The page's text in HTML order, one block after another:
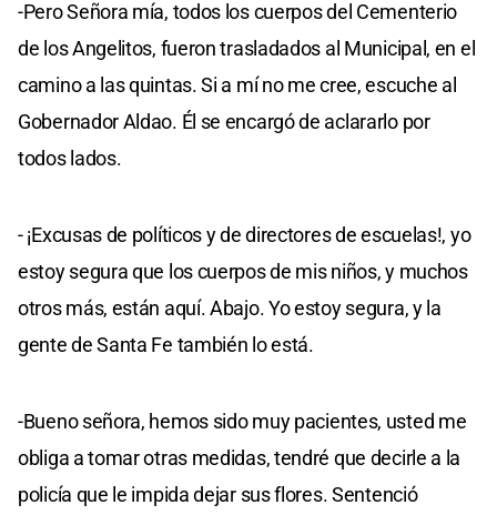
-Pero Señora mía, todos los cuerpos del Cementerio
de los Angelitos, fueron trasladados al Municipal, en el
camino a las quintas. Si a mí no me cree, escuche al
Gobernador Aldao. Él se encargó de aclararlo por
todos lados.
- ¡Excusas de políticos y de directores de escuelas!, yo
estoy segura que los cuerpos de mis niños, y muchos
otros más, están aquí. Abajo. Yo estoy segura, y la
gente de Santa Fe también lo está.
-Bueno señora, hemos sido muy pacientes, usted me
obliga a tomar otras medidas, tendré que decirle a la
policía que le impida dejar sus flores. Sentenció